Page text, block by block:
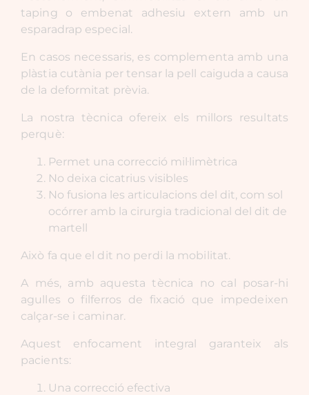
taping o embenat adhesiu extern amb un
esparadrap especial.
En casos necessaris, es complementa amb una
plàstia cutània per tensar la pell caiguda a causa
de la deformitat prèvia.
La nostra tècnica ofereix els millors resultats
perquè:
Permet una correcció mil·limètrica
No deixa cicatrius visibles
No fusiona les articulacions del dit, com sol
ocórrer amb la cirurgia tradicional del dit de
martell
Això fa que el dit no perdi la mobilitat.
A més, amb aquesta tècnica no cal posar-hi
agulles o filferros de fixació que impedeixen
calçar-se i caminar.
Aquest enfocament integral garanteix als
pacients:
Una correcció efectiva